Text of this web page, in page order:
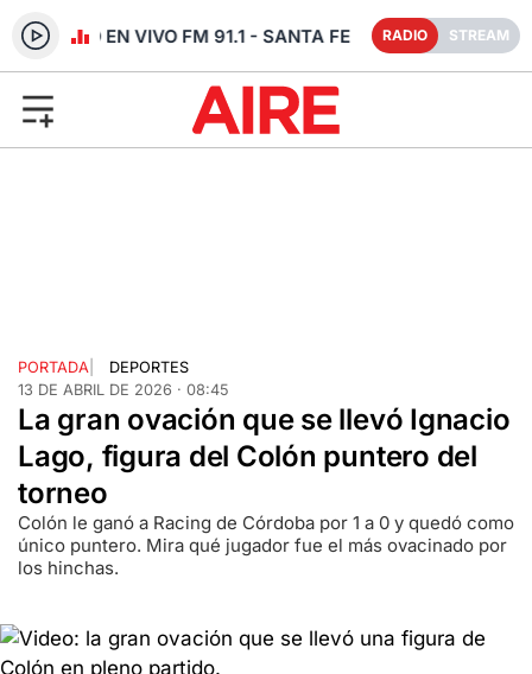
RADIO EN VIVO FM 91.1 - SANTA FE RADIO STREAM
PORTADA
DEPORTES
13 DE ABRIL DE 2026 · 08:45
La gran ovación que se llevó Ignacio
Lago, figura del Colón puntero del
torneo
Colón le ganó a Racing de Córdoba por 1 a 0 y quedó como
único puntero. Mira qué jugador fue el más ovacinado por
los hinchas.